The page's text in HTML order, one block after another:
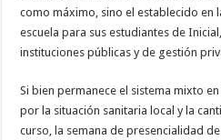
como máximo, sino el establecido en
escuela para sus estudiantes de
instituciones públicas y de gestión
Si bien permanece el sistema mixto
por la situación sanitaria local y la
curso, la semana de presencialidad